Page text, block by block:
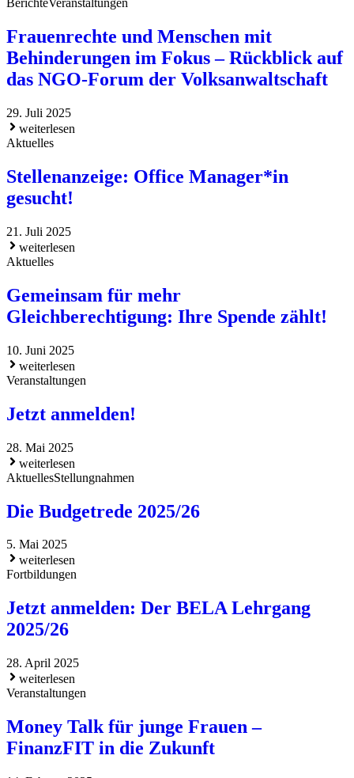
BerichteVeranstaltungen
Frauenrechte und Menschen mit
Behinderungen im Fokus – Rückblick auf
das NGO-Forum der Volksanwaltschaft
29. Juli 2025
weiterlesen
Aktuelles
Stellenanzeige: Office Manager*in
gesucht!
21. Juli 2025
weiterlesen
Aktuelles
Gemeinsam für mehr
Gleichberechtigung: Ihre Spende zählt!
10. Juni 2025
weiterlesen
Veranstaltungen
Jetzt anmelden!
28. Mai 2025
weiterlesen
AktuellesStellungnahmen
Die Budgetrede 2025/26
5. Mai 2025
weiterlesen
Fortbildungen
Jetzt anmelden: Der BELA Lehrgang
2025/26
28. April 2025
weiterlesen
Veranstaltungen
Money Talk für junge Frauen –
FinanzFIT in die Zukunft